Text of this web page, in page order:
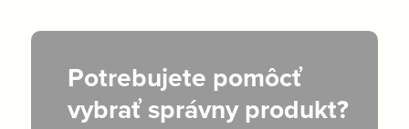
Potrebujete pomôcť
vybrať správny produkt?